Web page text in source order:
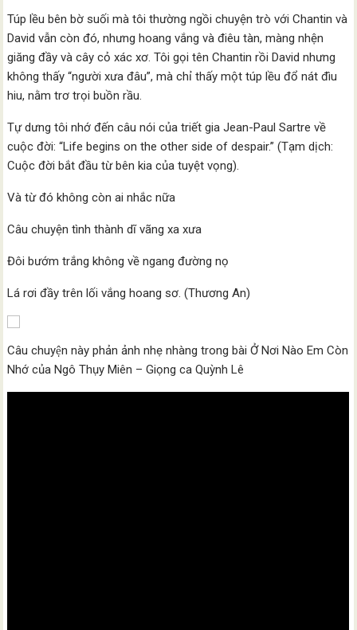
Túp lều bên bờ suối mà tôi thường ngồi chuyện trò với Chantin và
David vẫn còn đó, nhưng hoang vắng và điêu tàn, màng nhện
giăng đầy và cây cỏ xác xơ. Tôi gọi tên Chantin rồi David nhưng
không thấy “người xưa đâu”, mà chỉ thấy một túp lều đổ nát đìu
hiu, nằm trơ trọi buồn rầu.
Tự dưng tôi nhớ đến câu nói của triết gia Jean-Paul Sartre về
cuộc đời: “Life begins on the other side of despair.” (Tạm dịch:
Cuộc đời bắt đầu từ bên kia của tuyệt vọng).
Và từ đó không còn ai nhắc nữa
Câu chuyện tình thành dĩ vãng xa xưa
Đôi bướm trắng không về ngang đường nọ
Lá rơi đầy trên lối vắng hoang sơ. (Thương An)
Câu chuyện này phản ảnh nhẹ nhàng trong bài Ở Nơi Nào Em Còn
Nhớ của Ngô Thụy Miên – Giọng ca Quỳnh Lê